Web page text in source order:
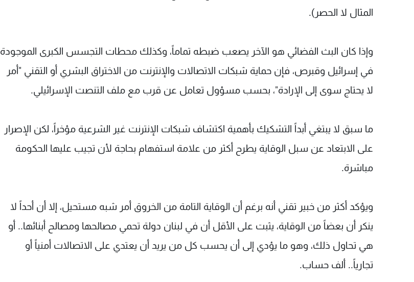
المثال لا الحصر).
وإذا كان البث الفضائي هو الآخر يصعب ضبطه تماماً، وكذلك محطات التجسس الكبرى الموجودة
في إسرائيل وقبرص، فإن حماية شبكات الاتصالات والإنترنت من الاختراق البشري أو التقني "أمر
لا يحتاج سوى إلى الإرادة"، بحسب مسؤول تعامل عن قرب مع ملف التنصت الإسرائيلي.
ما سبق لا يبتغي أبداً التشكيك بأهمية اكتشاف شبكات الإنترنت غير الشرعية مؤخراً، لكن الإصرار
على الابتعاد عن سبل الوقاية يطرح أكثر من علامة استفهام بحاجة لأن تجيب عليها الحكومة
مباشرة.
ويؤكد أكثر من خبير تقني أنه برغم أن الوقاية التامة من الخروق أمر شبه مستحيل، إلا أن أحداً لا
ينكر أن بعضاً من الوقاية، يثبت على الأقل أن في لبنان دولة تحمي مصالحها ومصالح أبنائها.. أو
هي تحاول ذلك، وهو ما يؤدي إلى أن يحسب كل من يريد أن يعتدي على الاتصالات أمنياً أو
تجارياً.. ألف حساب.